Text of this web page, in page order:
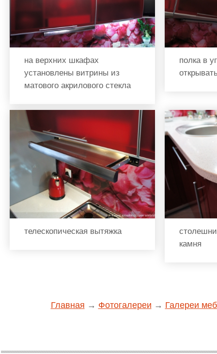
на верхних шкафах
установлены витрины из
матового акрилового стекла
полка в
телескопическая вытяжка
камня
Главная → Фотогалереи → Галереи